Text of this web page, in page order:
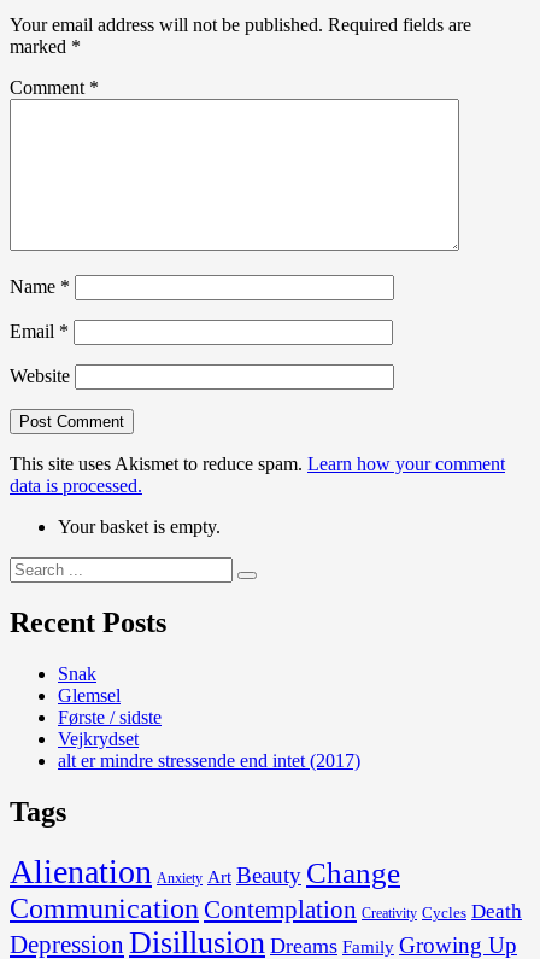
Your email address will not be published. Required fields are
marked *
Comment *
Name *
Email *
Website
This site uses Akismet to reduce spam. Learn how your comment
data is processed.
Your basket is empty.
Search
for:
Recent Posts
Snak
Glemsel
Første / sidste
Vejkrydset
alt er mindre stressende end intet (2017)
Tags
Alienation Anxiety Art Beauty Change
Communication Contemplation Creativity Cycles Death
Depression Disillusion Dreams Family Growing Up